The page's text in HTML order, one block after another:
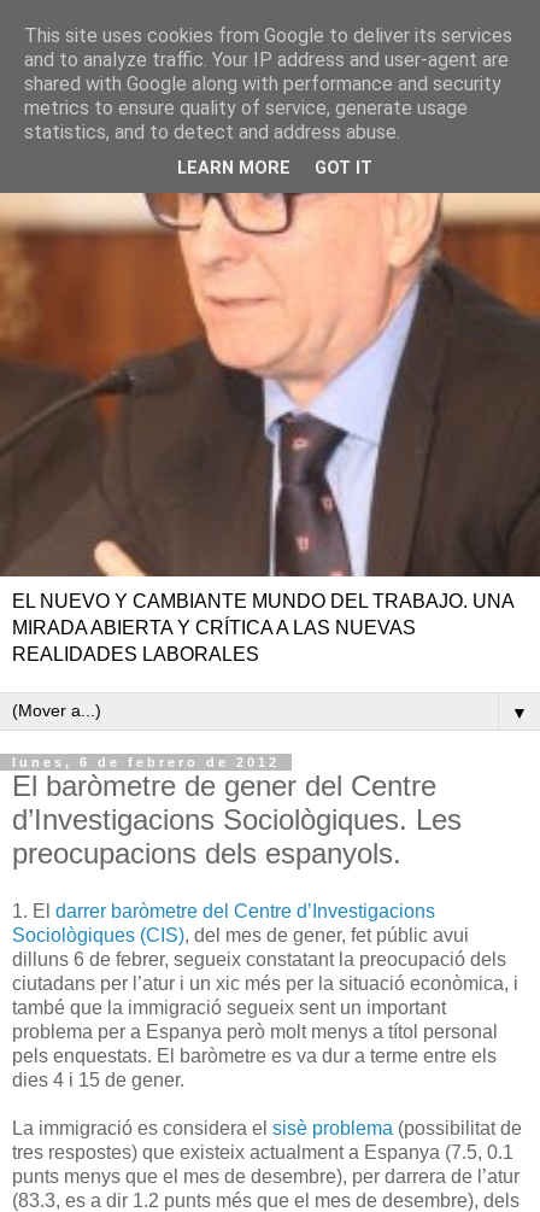
EL NUEVO Y CAMBIANTE MUNDO DEL TRABAJO. UNA
MIRADA ABIERTA Y CRÍTICA A LAS NUEVAS
REALIDADES LABORALES
▼
lunes, 6 de febrero de 2012
El baròmetre de gener del Centre
d’Investigacions Sociològiques. Les
preocupacions dels espanyols.
1. El darrer baròmetre del Centre d’Investigacions
Sociològiques (CIS), del mes de gener, fet públic avui
dilluns 6 de febrer, segueix constatant la preocupació dels
ciutadans per l’atur i un xic més per la situació econòmica, i
també que la immigració segueix sent un important
problema per a Espanya però molt menys a títol personal
pels enquestats. El baròmetre es va dur a terme entre els
dies 4 i 15 de gener.
La immigració es considera el sisè problema (possibilitat de
tres respostes) que existeix actualment a Espanya (7.5, 0.1
punts menys que el mes de desembre), per darrera de l’atur
(83.3, es a dir 1.2 punts més que el mes de desembre), dels
This site uses cookies from Google to deliver its services
and to analyze traffic. Your IP address and user-agent are
shared with Google along with performance and security
metrics to ensure quality of service, generate usage
statistics, and to detect and address abuse.
LEARN MORE GOT IT